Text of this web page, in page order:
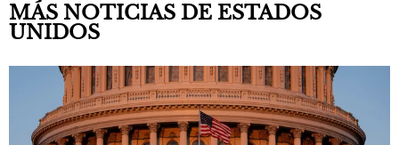
MÁS NOTICIAS DE ESTADOS
UNIDOS